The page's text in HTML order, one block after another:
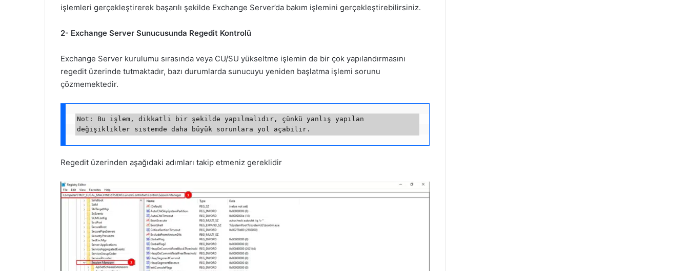
işlemleri gerçekleştirerek başarılı şekilde Exchange Server’da bakım işlemini gerçekleştirebilirsiniz.
2- Exchange Server Sunucusunda Regedit Kontrolü
Exchange Server kurulumu sırasında veya CU/SU yükseltme işlemin de bir çok yapılandırmasını
regedit üzerinde tutmaktadır, bazı durumlarda sunucuyu yeniden başlatma işlemi sorunu
çözmemektedir.
Not: Bu işlem, dikkatli bir şekilde yapılmalıdır, çünkü yanlış yapılan
Regedit üzerinden aşağıdaki adımları takip etmeniz gereklidir